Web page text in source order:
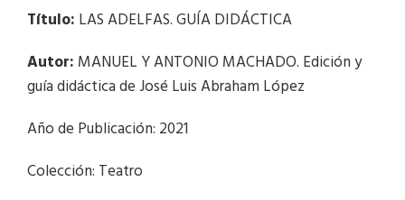
Título: LAS ADELFAS. GUÍA DIDÁCTICA
Autor: MANUEL Y ANTONIO MACHADO. Edición y
guía didáctica de José Luis Abraham López
Año de Publicación: 2021
Colección: Teatro